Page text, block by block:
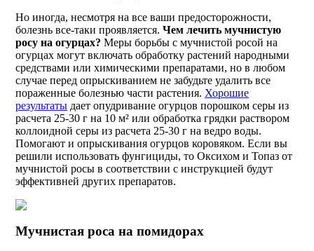
Но иногда, несмотря на все ваши предосторожности,
болезнь все-таки проявляется. Чем лечить мучнистую
росу на огурцах? Меры борьбы с мучнистой росой на
огурцах могут включать обработку растений народными
средствами или химическими препаратами, но в любом
случае перед опрыскиванием не забудьте удалить все
пораженные болезнью части растения. Хорошие
результаты дает опудривание огурцов порошком серы из
расчета 25-30 г на 10 м² или обработка грядки раствором
коллоидной серы из расчета 25-30 г на ведро воды.
Помогают и опрыскивания огурцов коровяком. Если вы
решили использовать фунгициды, то Оксихом и Топаз от
мучнистой росы в соответствии с инструкцией будут
эффективней других препаратов.
Мучнистая роса на помидорах